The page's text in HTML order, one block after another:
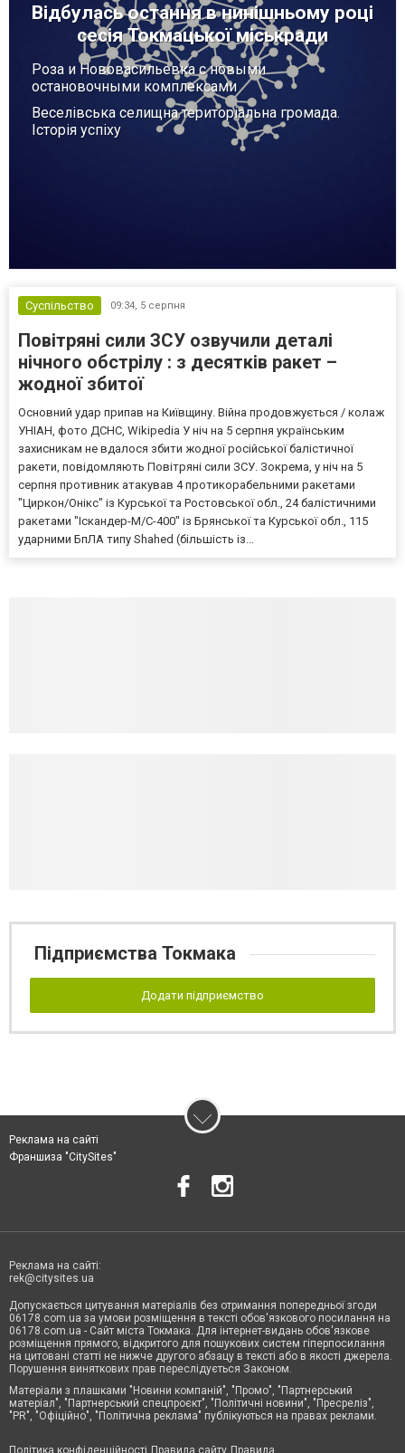
Відбулась остання в нинішньому році
сесія Токмацької міськради
Роза и Нововасильевка с новыми
остановочными комплексами
Веселівська селищна територіальна громада.
Історія успіху
Суспільство 09:34, 5 серпня
Повітряні сили ЗСУ озвучили деталі
нічного обстрілу : з десятків ракет –
жодної збитої
Основний удар припав на Київщину. Війна продовжується / колаж
УНІАН, фото ДСНС, Wikipedia У ніч на 5 серпня українським
захисникам не вдалося збити жодної російської балістичної
ракети, повідомляють Повітряні сили ЗСУ. Зокрема, у ніч на 5
серпня противник атакував 4 протикорабельними ракетами
"Циркон/Онікс" із Курської та Ростовської обл., 24 балістичними
ракетами "Іскандер-М/С-400" із Брянської та Курської обл., 115
ударними БпЛА типу Shahed (більшість із...
Підприємства Токмака
Додати підприємство
Реклама на сайті
Франшиза "CitySites"
Реклама на сайті:
rek@citysites.ua
Допускається цитування матеріалів без отримання попередньої згоди
06178.com.ua за умови розміщення в тексті обов'язкового посилання на
06178.com.ua - Сайт міста Токмака. Для інтернет-видань обов'язкове
розміщення прямого, відкритого для пошукових систем гіперпосилання
на цитовані статті не нижче другого абзацу в тексті або в якості джерела.
Порушення виняткових прав переслідується Законом.
Матеріали з плашками "Новини компаній", "Промо", "Партнерський
матеріал", "Партнерський спецпроєкт", "Політичні новини", "Пресреліз",
"PR", "Офіційно", "Політична реклама" публікуються на правах реклами.
Політика конфіденційності Правила сайту Правила